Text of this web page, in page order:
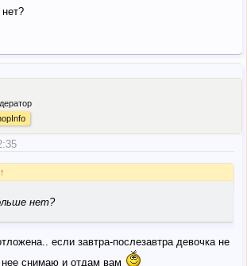
↑
нет?
если завтра-послезавтра девочка не
нее снимаю и отдам вам